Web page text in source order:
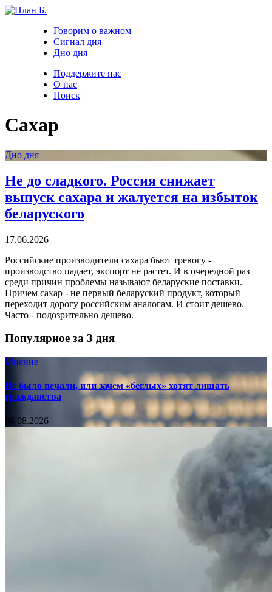
Говорим о важном
Сигнал дня
Дно дня
Поддержите нас
О нас
Поиск
Сахар
Дно дня
Не до сладкого. Россия снижает
выпуск сахара и жалуется на избыток
беларуского
17.06.2026
Российские производители сахара бьют тревогу -
производство падает, экспорт не растет. И в очередной раз
среди причин проблемы называют беларуские поставки.
Причем сахар - не первый беларуский продукт, который
переходит дорогу российским аналогам. И стоит дешево.
Часто - подозрительно дешево.
Популярное за 3 дня
Мнение
Не было печали, или зачем «беглых» хотят лишать
гражданства
06.08.2026